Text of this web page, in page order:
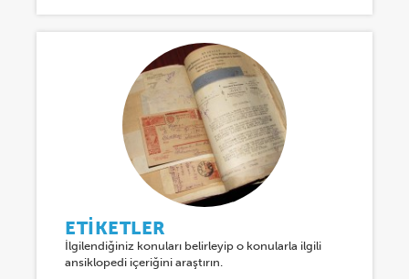
ETIKETLER
İlgilendiğiniz konuları belirleyip o konularla ilgili
ansiklopedi içeriğini araştırın.